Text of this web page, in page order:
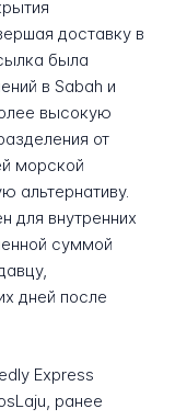
доставку в
была
в Sabah и
высокую
от
морской
альтернативу.
для внутренних
суммой
дней после
Express
ранее